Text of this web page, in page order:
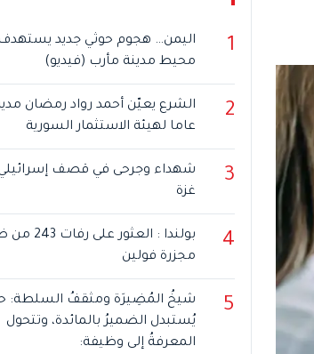
1
اليمن… هجوم حوثي جديد يستهدف
محيط مدينة مأرب (فيديو)
2
الشرع يعيّن أحمد رواد رمضان
عاما لهيئة الاستثمار السورية
3
شهداء وجرحى في قصف
غزة
4
بولندا : العثور
مجزرة فولين
5
شيخُ المُضِيرَة ومثقفُ السلطة:
يُستبدل الضميرُ بالمائدة، وتتحول
المعرفةُ إلى وظيفة: